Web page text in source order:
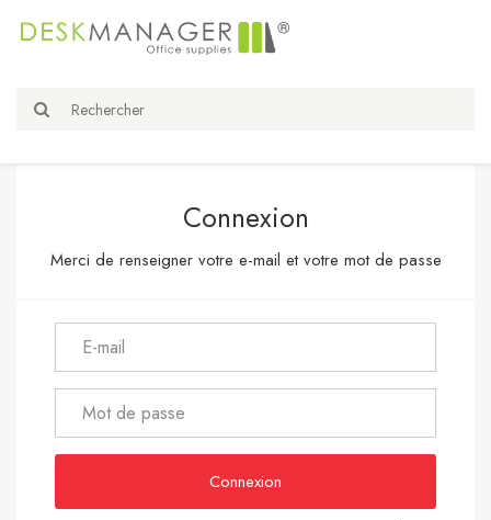
Connexion
Merci de renseigner votre e-mail et votre mot de passe
Connexion